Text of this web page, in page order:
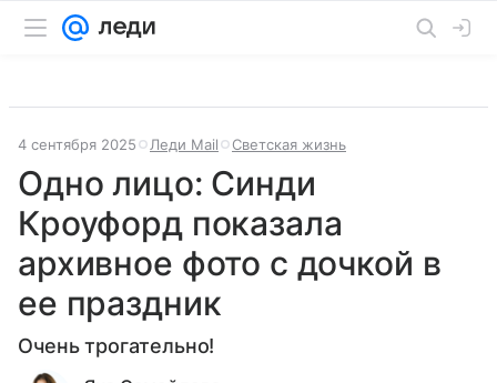
4 сентября 2025 Леди Mail Светская жизнь
Одно лицо: Синди
Кроуфорд показала
архивное фото с дочкой в
ее праздник
Очень трогательно!